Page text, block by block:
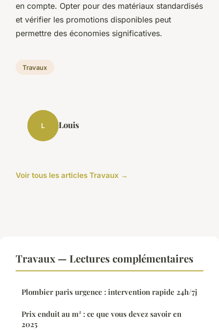
en compte. Opter pour des matériaux standardisés
et vérifier les promotions disponibles peut
permettre des économies significatives.
Travaux
L Louis
Voir tous les articles Travaux →
Travaux — Lectures complémentaires
Plombier paris urgence : intervention rapide 24h/7j
Prix enduit au m² : ce que vous devez savoir en
2025